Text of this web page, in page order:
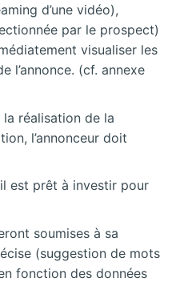
d’une vidéo),
par le prospect)
visualiser les
l’annonce. (cf. annexe
réalisation de la
l’annonceur doit
est prêt à investir pour
soumises à sa
(suggestion de mots
fonction des données